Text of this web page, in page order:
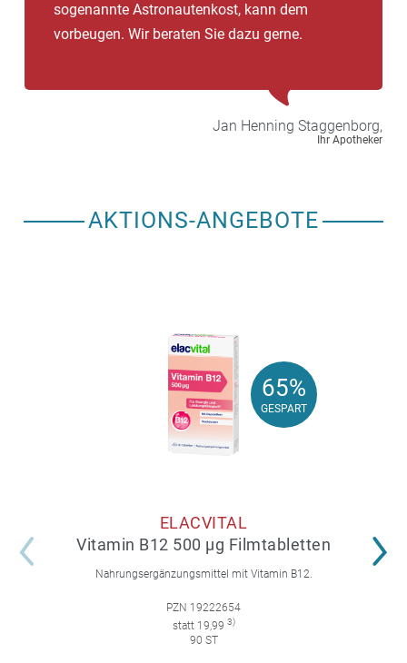
sogenannte Astronautenkost, kann dem
vorbeugen. Wir beraten Sie dazu gerne.
Jan Henning Staggenborg,
Ihr Apotheker
AKTIONS-ANGEBOTE
65%
GESPART
65%
GESPART
ELACVITAL
Vitamin B12 500 µg Filmtabletten
Nahrungsergänzungsmittel mit Vitamin B12.
PZN 19222654
statt 19,99 3)
90 ST